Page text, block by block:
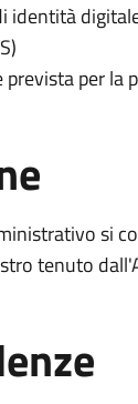
identità
per la
si
tenuto